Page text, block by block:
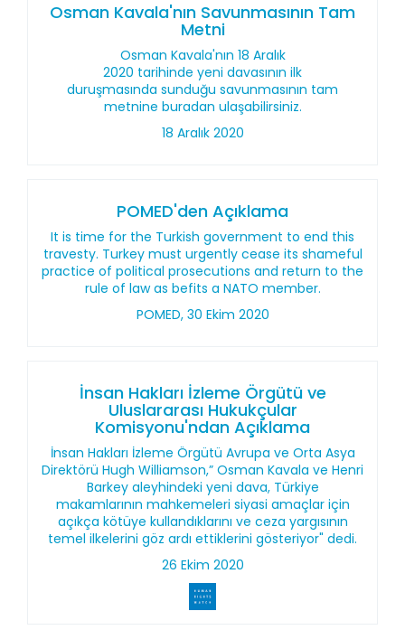
Osman Kavala'nın Savunmasının Tam
Metni
Osman Kavala'nın 18 Aralık
2020 tarihinde yeni davasının ilk
duruşmasında sunduğu savunmasının tam
metnine buradan ulaşabilirsiniz.
18 Aralık 2020
POMED'den Açıklama
It is time for the Turkish government to end this
travesty. Turkey must urgently cease its shameful
practice of political prosecutions and return to the
rule of law as befits a NATO member.
POMED, 30 Ekim 2020
İnsan Hakları İzleme Örgütü ve
Uluslararası Hukukçular
Komisyonu'ndan Açıklama
İnsan Hakları İzleme Örgütü Avrupa ve Orta Asya
Direktörü Hugh Williamson,” Osman Kavala ve Henri
Barkey aleyhindeki yeni dava, Türkiye
makamlarının mahkemeleri siyasi amaçlar için
açıkça kötüye kullandıklarını ve ceza yargısının
temel ilkelerini göz ardı ettiklerini gösteriyor" dedi.
26 Ekim 2020